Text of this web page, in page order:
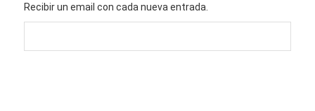
Recibir un email con cada nueva entrada.